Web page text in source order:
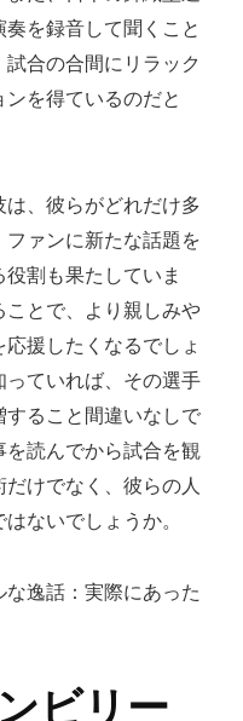
を録音して聞くこと
合の合間にリラック
を得ているのだと
、彼らがどれだけ多
ァンに新たな話題を
割も果たしていま
とで、より親しみや
援したくなるでしょ
っていれば、その選手
ること間違いなしで
読んでから試合を観
けでなく、彼らの人
ないでしょうか。
ビリー